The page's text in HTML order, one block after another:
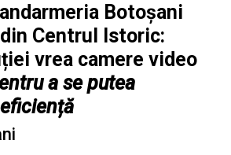
Botoșani
Centrul Istoric:
vrea camere video
a se putea